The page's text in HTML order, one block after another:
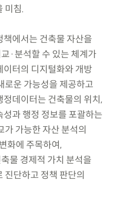
미침.
에서는 건축물 자산을
·분석할 수 있는 체계가
터의 디지털화와 개방
로운 가능성을 제공하고
데이터는 건축물의 위치,
성과 행정 정보를 포괄하는
가 가능한 자산 분석의
화에 주목하여,
물 경제적 가치 분석을
진단하고 정책 판단의